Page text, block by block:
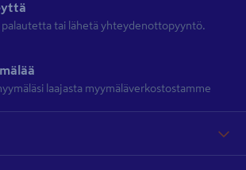
palautetta tai lähetä yhteydenottopyyntö.
laajasta myymäläverkostostamme